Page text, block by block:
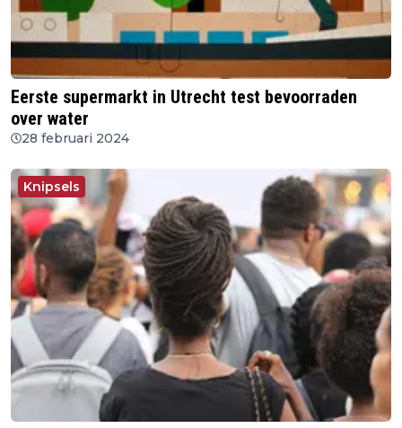
Eerste supermarkt in Utrecht test bevoorraden
over water
28 februari 2024
Knipsels